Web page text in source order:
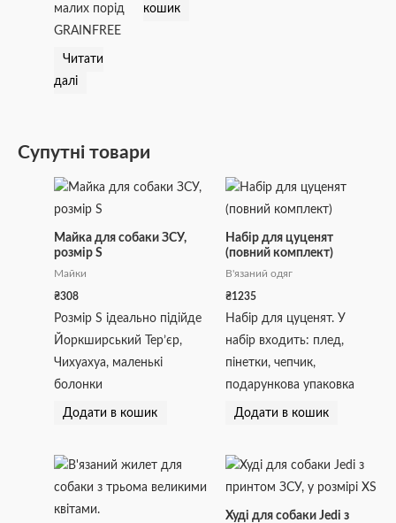
малих порід
GRAINFREE
Читати
далі
кошик
Супутні товари
Майка для собаки ЗСУ,
розмір S
Майки
₴308
Розмір S ідеально підійде
Йоркширський Тер’єр,
Чихуахуа, маленькі
болонки
Додати в кошик
Набір для цуценят
(повний комплект)
В'язаний одяг
₴1235
Набір для цуценят. У
набір входить: плед,
пінетки, чепчик,
подарункова упаковка
Додати в кошик
Діапазон
від
Цей
товар
Худі для собаки Jedi з